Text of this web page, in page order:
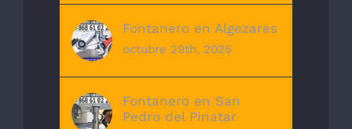
Fontanero en Algezares
octubre 29th, 2025
Fontanero en San
Pedro del Pinatar